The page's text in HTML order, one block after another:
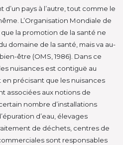
pays à l’autre, tout comme le
L’Organisation Mondiale de
la promotion de la santé ne
domaine de la santé, mais va au-
être (OMS, 1986). Dans ce
nuisances est contiguë au
précisant que les nuisances
associées aux notions de
nombre d’installations
d’eau, élevages
de déchets, centres de
sont responsables